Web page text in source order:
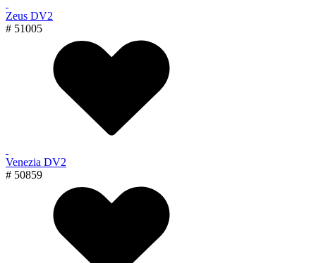
Zeus DV2
# 51005
Venezia DV2
# 50859